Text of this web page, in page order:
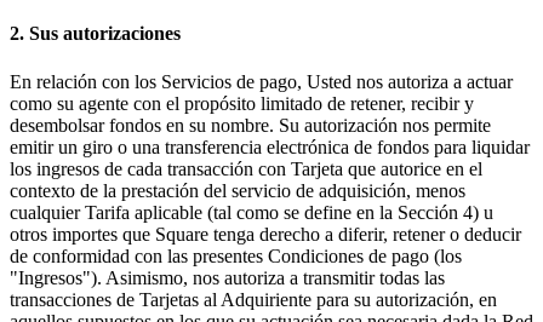
Gestió de torns
Gestió de permisos i accessos
Descobrir
Plataforma per a desenvolupadors
Centre d'aplicacions
2. Sus autorizaciones
En relación con los Servicios de pago, Usted nos autoriza a actuar
como su agente con el propósito limitado de retener, recibir y
desembolsar fondos en su nombre. Su autorización nos permite
emitir un giro o una transferencia electrónica de fondos para liquidar
los ingresos de cada transacción con Tarjeta que autorice en el
contexto de la prestación del servicio de adquisición, menos
cualquier Tarifa aplicable (tal como se define en la Sección 4) u
otros importes que Square tenga derecho a diferir, retener o deducir
de conformidad con las presentes Condiciones de pago (los
"Ingresos"). Asimismo, nos autoriza a transmitir todas las
transacciones de Tarjetas al Adquiriente para su autorización, en